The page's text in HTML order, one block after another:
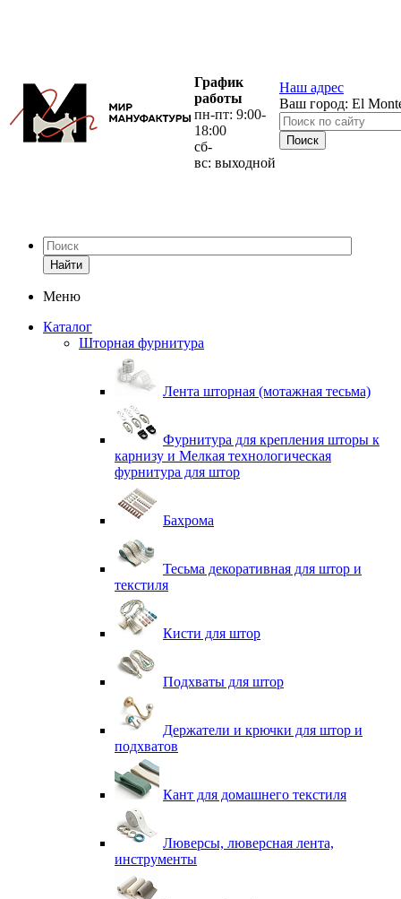
График
работы
пн-пт: 9:00-
18:00
сб-
вс: выходной
Наш адрес
Ваш город: El
Найти
Меню
Каталог
Шторная фурнитура
Лента шторная (мотажная тесьма)
Фурнитура для крепления шторы к
карнизу и Мелкая технологическая
фурнитура для штор
Бахрома
Тесьма декоративная для штор и
текстиля
Кисти для штор
Подхваты для штор
Держатели и крючки для штор и
подхватов
Кант для домашнего текстиля
Люверсы, люверсная лента,
инструменты